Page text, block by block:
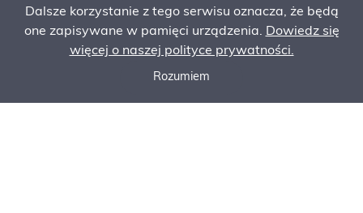
Dalsze korzystanie z tego serwisu oznacza, że będą
one zapisywane w pamięci urządzenia. Dowiedz się
więcej o naszej polityce prywatności.
Rozumiem